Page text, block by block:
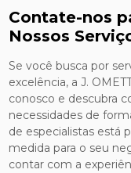
Contate-nos
Nossos
Se você busca por
excelência, a J.
conosco e descubra
necessidades de
de especialistas está
medida para o seu
contar com a